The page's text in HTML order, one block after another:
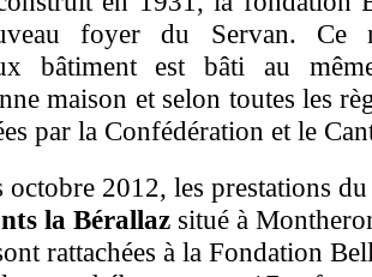
foyer du Servan. Ce
bâtiment est bâti au
maison et selon toutes les
par la Confédération et le
octobre 2012, les prestations du
la Bérallaz situé à
rattachées à la Fondation